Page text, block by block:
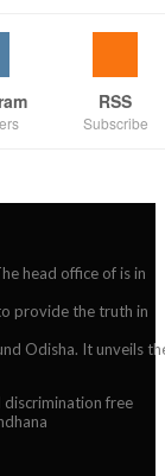
RSS
Subscribe
head office of is in
provide the truth in
Odisha. It unveils
discrimination free